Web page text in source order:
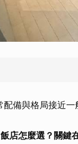
配備與格局接近一
店怎麼選？關鍵